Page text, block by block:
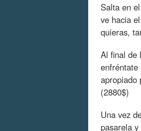
Salta en
ve hacia
quieras,
Al final de
enfréntate
apropiado
(2880$)
Una vez
pasarela